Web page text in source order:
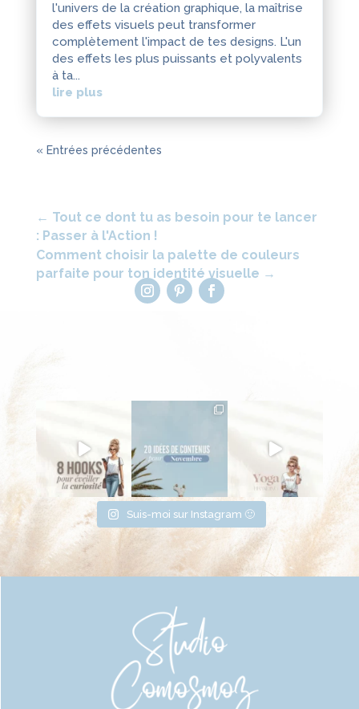
l'univers de la création graphique, la maîtrise
des effets visuels peut transformer
complètement l'impact de tes designs. L'un
des effets les plus puissants et polyvalents
à ta...
lire plus
« Entrées précédentes
← Tout ce dont tu as besoin pour te lancer
: Passer à l'Action !
Comment choisir la palette de couleurs
parfaite pour ton identité visuelle →
Suis-moi sur Instagram 🙂